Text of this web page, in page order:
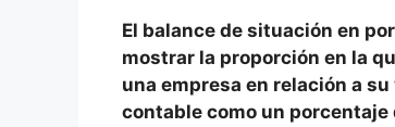
El balance de situación en
mostrar la proporción en la
una empresa en relación a
contable como un